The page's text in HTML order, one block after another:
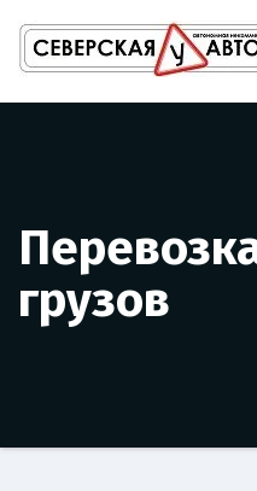
грузов